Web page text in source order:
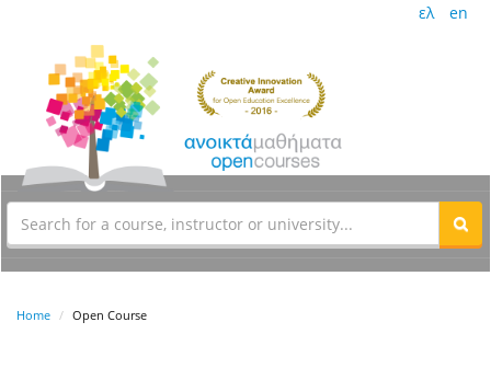
ελ en
Home Open Course